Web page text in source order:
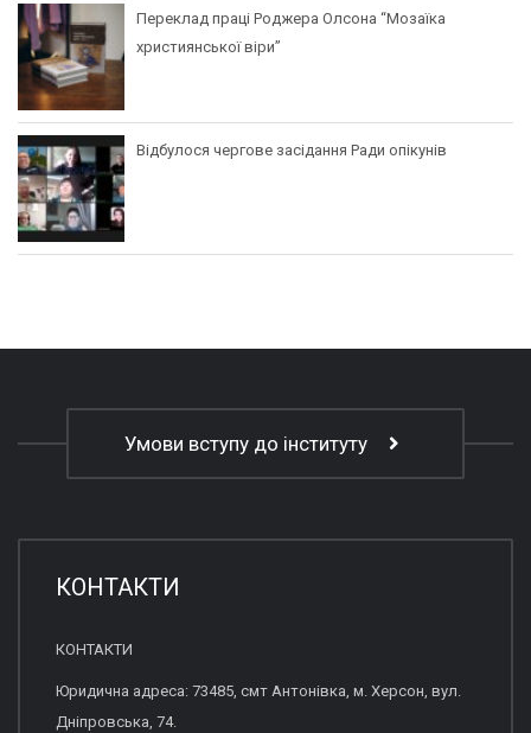
Переклад праці Роджера Олсона “Мозаїка
християнської віри”
Відбулося чергове засідання Ради опікунів
Умови вступу до інституту
КОНТАКТИ
КОНТАКТИ
Юридична адреса: 73485, смт Антонівка, м. Херсон, вул.
Дніпровська, 74.